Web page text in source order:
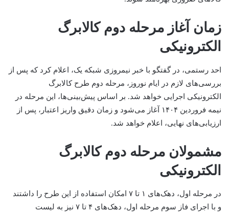
زمان آغاز مرحله دوم کالابرگ
الکترونیکی
احد رستمی، در گفتگو با خبر نیمروزی شبکه یک، اعلام کرد که پس از
بررسی‌های لازم در ایام نوروز، مرحله دوم طرح کالابرگ
الکترونیکی اجرایی خواهد شد. بر اساس پیش‌بینی‌ها، این مرحله در
نیمه فروردین ۱۴۰۴ آغاز می‌شود و زمان دقیق واریز اعتبار، پس از
ارزیابی‌های نهایی، اعلام خواهد شد.
مشمولان مرحله دوم کالابرگ
الکترونیکی
در مرحله اول، دهک‌های ۱ تا ۷ امکان استفاده از این طرح را داشتند
و با اجرای فاز سوم مرحله اول، دهک‌های ۴ تا ۷ نیز به لیست